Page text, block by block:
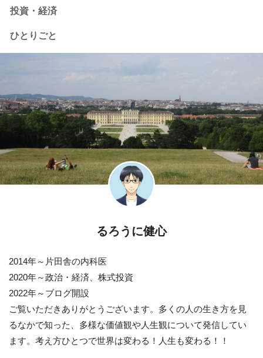
投資・経済
ひとりごと
るろうに健心
2014年～片田舎の内科医
2020年～政治・経済、株式投資
2022年～ブログ開設
ご覧いただきありがとうございます。多くの人の生き方を見
るなかで知った、多様な価値観や人生観について発信してい
ます。考え方ひとつで世界は変わる！人生も変わる！！